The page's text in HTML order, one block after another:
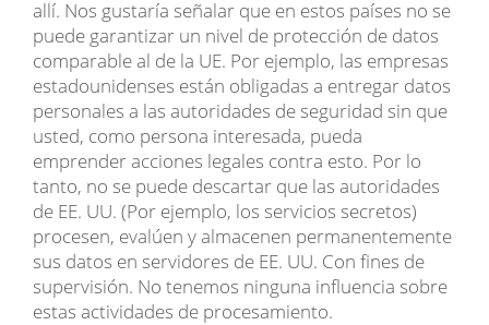
allí. Nos gustaría señalar que en estos países no se
puede garantizar un nivel de protección de datos
comparable al de la UE. Por ejemplo, las empresas
estadounidenses están obligadas a entregar datos
personales a las autoridades de seguridad sin que
usted, como persona interesada, pueda
emprender acciones legales contra esto. Por lo
tanto, no se puede descartar que las autoridades
de EE. UU. (Por ejemplo, los servicios secretos)
procesen, evalúen y almacenen permanentemente
sus datos en servidores de EE. UU. Con fines de
supervisión. No tenemos ninguna influencia sobre
estas actividades de procesamiento.